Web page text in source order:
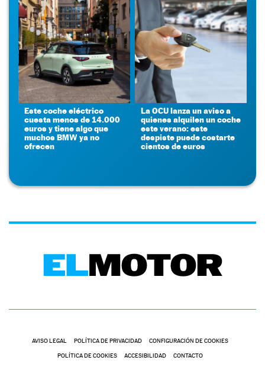
Este coche eléctrico
cuesta menos de 14.000
euros y tiene algo que
muchos BMW ya no
ofrecen
La OCU lanza un aviso a
quienes alquilen un coche
este verano: este
despiste puede costarte
cientos de euros
AVISO LEGAL POLÍTICA DE PRIVACIDAD CONFIGURACIÓN DE COOKIES
POLÍTICA DE COOKIES ACCESIBILIDAD CONTACTO